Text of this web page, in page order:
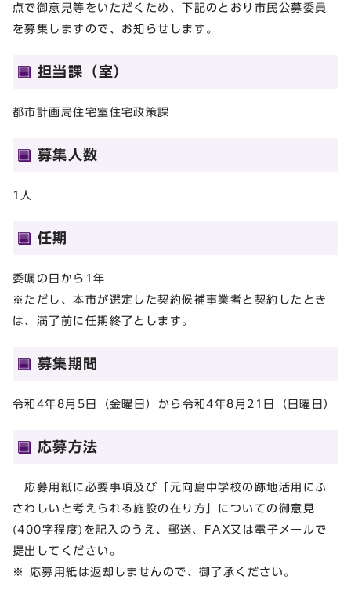
点で御意見等をいただくため、下記のとおり市民公募委員
を募集しますので、お知らせします。
担当課（室）
都市計画局住宅室住宅政策課
募集人数
1人
任期
委嘱の日から1年
※ただし、本市が選定した契約候補事業者と契約したとき
は、満了前に任期終了とします。
募集期間
令和4年8月5日（金曜日）から令和4年8月21日（日曜日）
応募方法
応募用紙に必要事項及び「元向島中学校の跡地活用にふ
さわしいと考えられる施設の在り方」についての御意見
(400字程度)を記入のうえ、郵送、FAX又は電子メールで
提出してください。
※ 応募用紙は返却しませんので、御了承ください。